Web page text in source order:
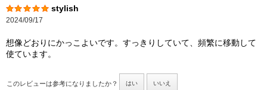
stylish
2024/09/17
想像どおりにかっこよいです。すっきりしていて、頻繁に移動して
使ています。
このレビューは参考になりましたか？ はい いいえ